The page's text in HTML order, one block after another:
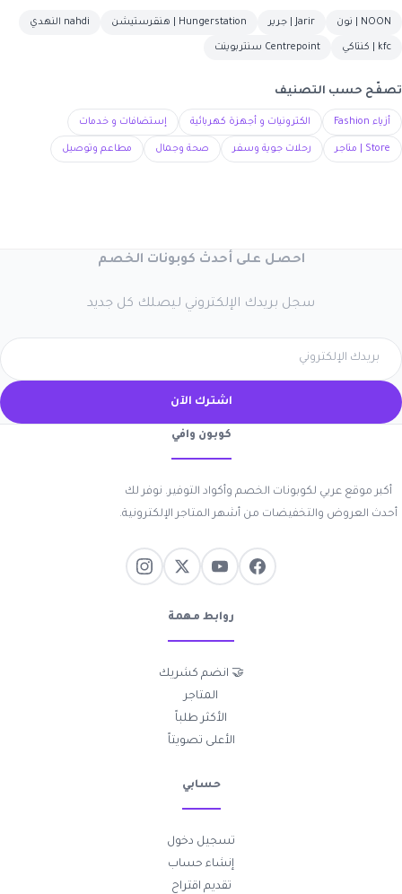
NOON | نون Jarir | جرير Hungerstation | هنقرستيشن nahdi النهدي
kfc | كنتاكي Centrepoint سنتربوينت
تصفّح حسب التصنيف
أزياء Fashion الكترونيات و أجهزة كهربائية إستضافات و خدمات
Store | متاجر رحلات جوية وسفر صحة وجمال مطاعم وتوصيل
احصل على أحدث كوبونات الخصم
سجل بريدك الإلكتروني ليصلك كل جديد
اشترك الآن
كوبون وافي
أكبر موقع عربي لكوبونات الخصم وأكواد التوفير. نوفر لك
أحدث العروض والتخفيضات من أشهر المتاجر الإلكترونية.
روابط مهمة
🤝 انضم كشريك
المتاجر
الأكثر طلباً
الأعلى تصويتاً
حسابي
تسجيل دخول
إنشاء حساب
تقديم اقتراح